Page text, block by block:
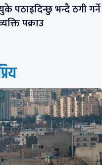
पठाइदिन्छु भन्दै ठगी गर्ने
पक्राउ